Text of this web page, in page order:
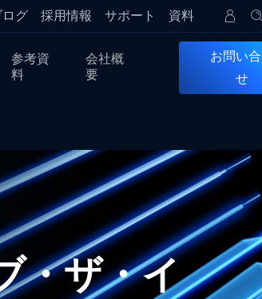
ログ 採用情報 サポート 資料
参考資
料
会社概
要
お問い
せ
・ザ・イ